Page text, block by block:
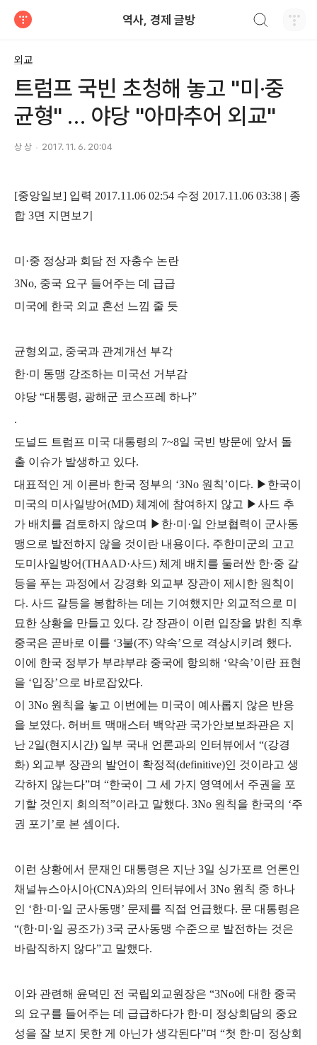
역사, 경제 글방
외교
트럼프 국빈 초청해 놓고 "미·중
균형" … 야당 "아마추어 외교"
상 상 2017. 11. 6. 20:04
[중앙일보] 입력 2017.11.06 02:54 수정 2017.11.06 03:38 | 종
합 3면 지면보기
미 ·중 정상과 회담 전 자충수 논란
3No, 중국 요구 들어주는 데 급급
미국에 한국 외교 혼선 느낌 줄 듯
균형외교, 중국과 관계개선 부각
한·미 동맹 강조하는 미국선 거부감
야당 “대통령, 광해군 코스프레 하나”
.
도널드 트럼프 미국 대통령의 7~8일 국빈 방문에 앞서 돌
출 이슈가 발생하고 있다.
대표적인 게 이른바 한국 정부의 ‘3No 원칙’이다. ▶ 한국이
미국의 미사일방어(MD) 체계에 참여하지 않고 ▶사드 추
가 배치를 검토하지 않으며 ▶ 한·미 ·일 안보협력이 군사동
맹으로 발전하지 않을 것이란 내용이다. 주한미군의 고고
도미사일방어(THAAD·사드) 체계 배치를 둘러싼 한·중 갈
등을 푸는 과정에서 강경화 외교부 장관이 제시한 원칙이
다. 사드 갈등을 봉합하는 데는 기여했지만 외교적으로 미
묘한 상황을 만들고 있다. 강 장관이 이런 입장을 밝힌 직후
중국은 곧바로 이를 ‘3불(不) 약속’으로 격상시키려 했다.
이에 한국 정부가 부랴부랴 중국에 항의해 ‘약속’이란 표현
을 ‘입장’으로 바로잡았다.
이 3No 원칙을 놓고 이번에는 미국이 예사롭지 않은 반응
을 보였다. 허버트 맥매스터 백악관 국가안보보좌관은 지
난 2일(현지시간) 일부 국내 언론과의 인터뷰에서 “(강경
화) 외교부 장관의 발언이 확정적(definitive)인 것이라고 생
각하지 않는다”며 “한국이 그 세 가지 영역에서 주권을 포
기할 것인지 회의적”이라고 말했다. 3No 원칙을 한국의 ‘주
권 포기 ’ 로 본 셈이다.
이런 상황에서 문재인 대통령은 지난 3일 싱가포르 언론인
채널뉴스아시아(CNA)와의 인터뷰에서 3No 원칙 중 하나
인 ‘한·미 ·일 군사동맹’ 문제를 직접 언급했다. 문 대통령은
“(한·미 ·일 공조가) 3국 군사동맹 수준으로 발전하는 것은
바람직하지 않다”고 말했다.
이와 관련해 윤덕민 전 국립외교원장은 “3No에 대한 중국
의 요구를 들어주는 데 급급하다가 한·미 정상회담의 중요
성을 잘 보지 못한 게 아닌가 생각된다”며 “첫 한·미 정상회